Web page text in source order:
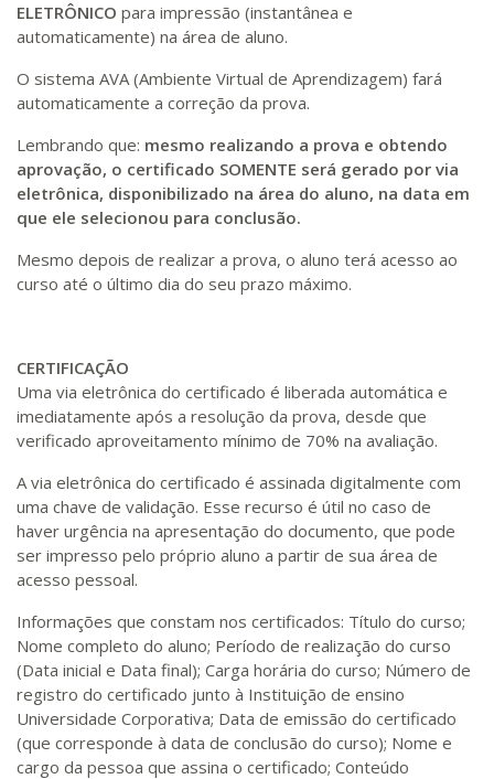
ELETRÔNICO para impressão (instantânea e
automaticamente) na área de aluno.
O sistema AVA (Ambiente Virtual de Aprendizagem) fará
automaticamente a correção da prova.
Lembrando que: mesmo realizando a prova e obtendo
aprovação, o certificado SOMENTE será gerado por via
eletrônica, disponibilizado na área do aluno, na data em
que ele selecionou para conclusão.
Mesmo depois de realizar a prova, o aluno terá acesso ao
curso até o último dia do seu prazo máximo.
CERTIFICAÇÃO
Uma via eletrônica do certificado é liberada automática e
imediatamente após a resolução da prova, desde que
verificado aproveitamento mínimo de 70% na avaliação.
A via eletrônica do certificado é assinada digitalmente com
uma chave de validação. Esse recurso é útil no caso de
haver urgência na apresentação do documento, que pode
ser impresso pelo próprio aluno a partir de sua área de
acesso pessoal.
Informações que constam nos certificados: Título do curso;
Nome completo do aluno; Período de realização do curso
(Data inicial e Data final); Carga horária do curso; Número de
registro do certificado junto à Instituição de ensino
Universidade Corporativa; Data de emissão do certificado
(que corresponde à data de conclusão do curso); Nome e
cargo da pessoa que assina o certificado; Conteúdo